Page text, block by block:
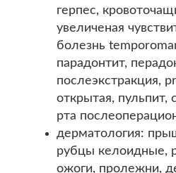
герпес,
увеличеная
болезнь
парадонтит,
послеэкстракция,
открытая, пульпит,
рта
дерматология:
рубцы келоидные,
ожоги, пролежни,